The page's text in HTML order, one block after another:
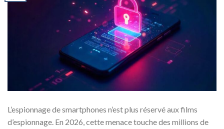
L’espionnage de smartphones n’est plus réservé aux films
d’espionnage. En 2026, cette menace touche des millions de